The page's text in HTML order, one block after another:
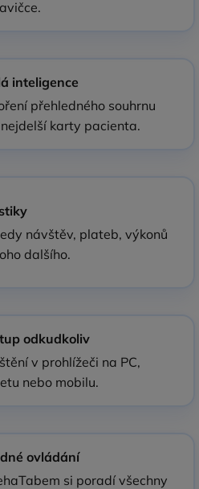
inteligence
přehledného souhrnu
karty pacienta.
návštěv, plateb, výkonů
dalšího.
odkudkoliv
v prohlížeči na PC,
nebo mobilu.
ovládání
si poradí všechny